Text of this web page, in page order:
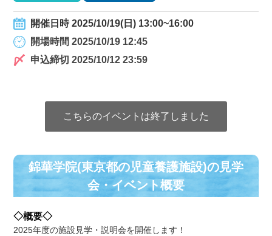
開催日時 2025/10/19(日) 13:00~16:00
開場時間 2025/10/19 12:45
申込締切 2025/10/12 23:59
こちらのイベントは終了しました
錦華学院(東京都の児童養護施設)の⾒学
会・イベント概要
◇概要◇
2025年度の施設見学・説明会を開催します！